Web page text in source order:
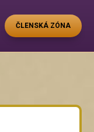
ČLENSKÁ ZÓNA